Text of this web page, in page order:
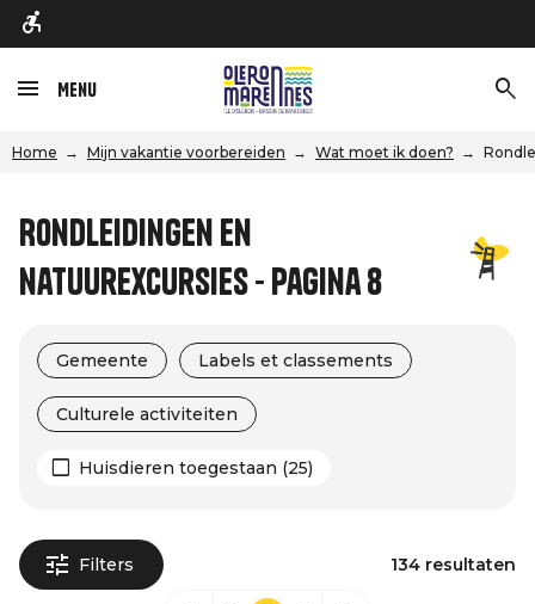
Menu
Home Mijn vakantie voorbereiden Wat moet ik doen?
Rondleidingen en
natuurexcursies - Pagina 8
Gemeente Labels et classements
Culturele activiteiten
Huisdieren toegestaan (25)
Filters 134 resultaten